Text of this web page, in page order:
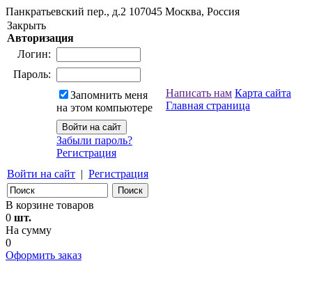
Панкратьевский пер., д.2 107045 Москва, Россия
Закрыть
Авторизация
Логин:
Пароль:
Запомнить меня
на этом компьютере
Забыли пароль?
Регистрация
Войти на сайт | Регистрация
Написать нам Карта сайта
Главная страница
В корзине товаров
0 шт.
На сумму
0
Оформить заказ